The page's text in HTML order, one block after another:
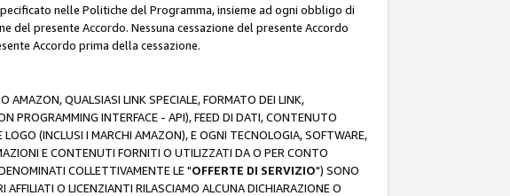
nelle Politiche del Programma, insieme ad ogni obbligo di
del presente Accordo. Nessuna cessazione del presente Accordo
Accordo prima della cessazione.
AMAZON, QUALSIASI LINK SPECIALE, FORMATO DEI LINK,
PROGRAMMING INTERFACE - API), FEED DI DATI, CONTENUTO
(INCLUSI I MARCHI AMAZON), E OGNI TECNOLOGIA, SOFTWARE,
E CONTENUTI FORNITI O UTILIZZATI DA O PER CONTO
COLLETTIVAMENTE LE "OFFERTE DI SERVIZIO") SONO
O LICENZIANTI RILASCIAMO ALCUNA DICHIARAZIONE O